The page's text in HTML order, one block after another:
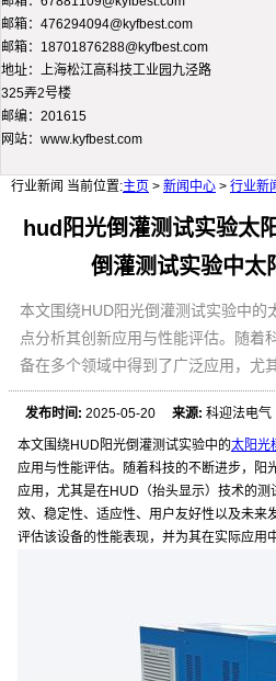
邮箱：476294094@kyfbest.com
邮箱：18701876288@kyfbest.com
地址：上海松江高科技工业园九泾路
325弄2号楼
邮编：201615
网站：www.kyfbest.com
行业新闻 当前位置:主页 > 新闻中心 > 行业新
hud阳光倒灌测试实验太
倒灌测试实验中太
本文围绕HUD阳光倒灌测试实验中的
点分析其创新应用与性能评估。随着
备在多个领域中得到了广泛应用，尤
发布时间: 2025-05-20来源: 科迎法电
本文围绕HUD阳光倒灌测试实验中的太阳光
应用与性能评估。随着科技的不断进步，阳
应用，尤其是在HUD（抬头显示）技术的
效、稳定性、适应性、用户友好性以及未来
评估该设备的性能表现，并为其在实际应用